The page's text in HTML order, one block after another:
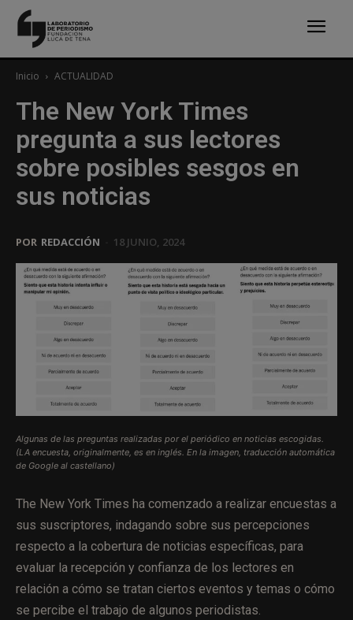
Inicio ACTUALIDAD
The New York Times
pregunta a sus lectores
sobre posibles sesgos en
sus noticias
POR REDACCIÓN 18 JUNIO, 2024
Algunas de las preguntas realizadas por el periódico en noticias escogidas.
(LA encuesta, originalmente, es en inglés. En la imagen, traducción automática
de Google al castellano)
The New York Times ha comenzado a realizar encuestas a
sus suscriptores, indagando sobre sus percepciones
respecto a la cobertura de noticias específicas, para
evaluar la recepción y confianza de los lectores en
relación a cómo se tratan ciertos eventos y temas o cómo
se percibe el trabajo de algunos periodistas.